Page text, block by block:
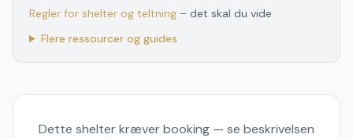
Regler for shelter og teltning – det skal du vide
Flere ressourcer og guides
Dette shelter kræver booking — se beskrivelsen